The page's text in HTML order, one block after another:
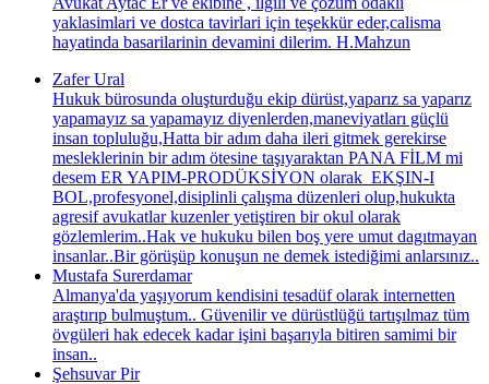
yaklasimlari ve dostca tavirlari için teşekkür eder,calisma
hayatinda basarilarinin devamini dilerim. H.Mahzun
Zafer Ural
Hukuk bürosunda oluşturduğu ekip dürüst,yaparız sa yaparız
yapamayız sa yapamayız diyenlerden,maneviyatları güçlü
insan topluluğu,Hatta bir adım daha ileri gitmek gerekirse
mesleklerinin bir adım ötesine taşıyaraktan PANA FİLM mi
desem ER YAPIM-PRODÜKSİYON olarak EKŞIN-I
BOL,profesyonel,disiplinli çalışma düzenleri olup,hukukta
agresif avukatlar kuzenler yetiştiren bir okul olarak
gözlemlerim..Hak ve hukuku bilen boş yere umut dagıtmayan
insanlar..Bir görüşüp konuşun ne demek istediğimi anlarsınız..
Mustafa Surerdamar
Almanya'da yaşıyorum kendisini tesadüf olarak internetten
araştırıp bulmuştum.. Güvenilir ve dürüstlüğü tartışılmaz tüm
övgüleri hak edecek kadar işini başarıyla bitiren samimi bir
insan..
Şehsuvar Pir